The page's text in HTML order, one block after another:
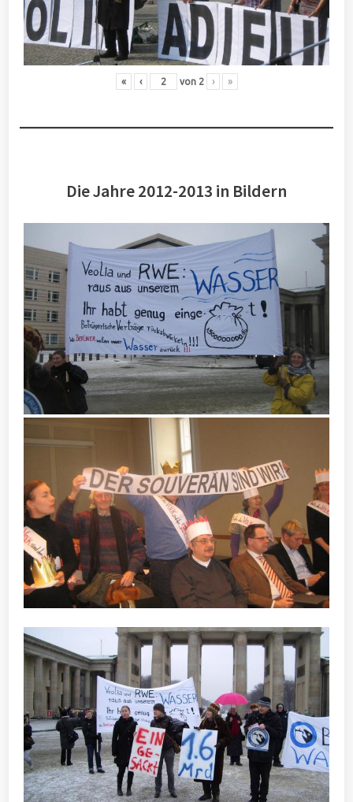
« ‹ von 2 › »
Die Jahre 2012-2013 in Bildern